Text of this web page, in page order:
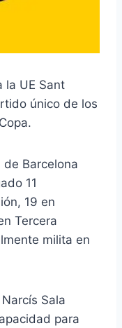
la UE Sant
único de los
Barcelona
11
19 en
Tercera
milita en
Sala
para